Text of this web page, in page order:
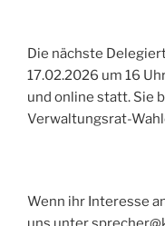
Die nächste
17.02.2026 um 16
und online statt. Sie
Verwaltungsrat-
Wenn ihr Interesse